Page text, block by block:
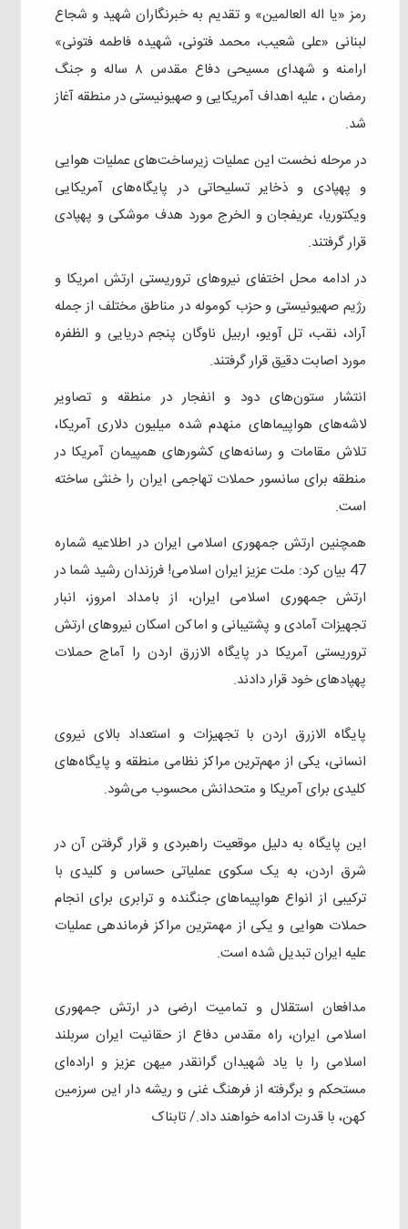
رمز «یا اله العالمین» و تقدیم به خبرنگاران شهید و شجاع
لبنانی «علی شعیب، محمد فتونی، شهیده فاطمه فتونی»
ارامنه و شهدای مسیحی دفاع مقدس ۸ ساله و جنگ
رمضان ، علیه اهداف آمریکایی و صهیونیستی در منطقه آغاز
شد.
در مرحله نخست این عملیات زیرساخت‌های عملیات هوایی
و پهپادی و ذخایر تسلیحاتی در پایگاه‌های آمریکایی
ویکتوریا، عریفجان و الخرج مورد هدف موشکی و پهپادی
قرار گرفتند.
در ادامه محل اختفای نیروهای تروریستی ارتش امریکا و
رژیم صهیونیستی و حزب کوموله در مناطق مختلف از جمله
آراد، نقب، تل آویو، اربیل ناوگان پنجم دریایی و الظفره
مورد اصابت دقیق قرار گرفتند.
انتشار ستون‌های دود و انفجار در منطقه و تصاویر
لاشه‌های هواپیماهای منهدم شده میلیون دلاری آمریکا،
تلاش مقامات و رسانه‌های کشورهای همپیمان آمریکا در
منطقه برای سانسور حملات تهاجمی ایران را خنثی ساخته
است.
همچنین ارتش جمهوری اسلامی ایران در اطلاعیه شماره
47 بیان کرد: ملت عزیز ایران اسلامی! فرزندان رشید شما در
ارتش جمهوری اسلامی ایران، از بامداد امروز، انبار
تجهیزات آمادی و پشتیبانی و اماکن اسکان نیرو‌های ارتش
تروریستی آمریکا در پایگاه الازرق اردن را آماج حملات
پهپاد‌های خود قرار دادند.
پایگاه الازرق اردن با تجهیزات و استعداد بالای نیروی
انسانی، یکی از مهم‌ترین مراکز نظامی منطقه و پایگاه‌های
کلیدی برای آمریکا و متحدانش محسوب می‌شود.
این پایگاه به دلیل موقعیت راهبردی و قرار گرفتن آن در
شرق اردن، به یک سکوی عملیاتی حساس و کلیدی با
ترکیبی از انواع هواپیما‌های جنگنده و ترابری برای انجام
حملات هوایی و یکی از مهمترین مراکز فرماندهی عملیات
علیه ایران تبدیل شده است.
مدافعان استقلال و تمامیت ارضی در ارتش جمهوری
اسلامی ایران، راه مقدس دفاع از حقانیت ایران سربلند
اسلامی را با یاد شهیدان گرانقدر میهن عزیز و اراده‌ای
مستحکم و برگرفته از فرهنگ غنی و ریشه دار این سرزمین
کهن، با قدرت ادامه خواهند داد./ تابناک